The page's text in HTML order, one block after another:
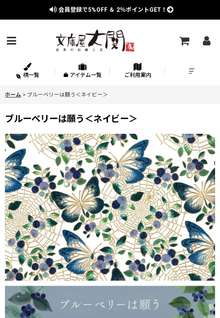
会員登録で5%OFF ＆ 2％ポイントGET！
柄一覧 アイテム一覧 ご利用案内
ホーム > ブルーベリーは願う＜ネイビー＞
ブルーベリーは願う＜ネイビー＞